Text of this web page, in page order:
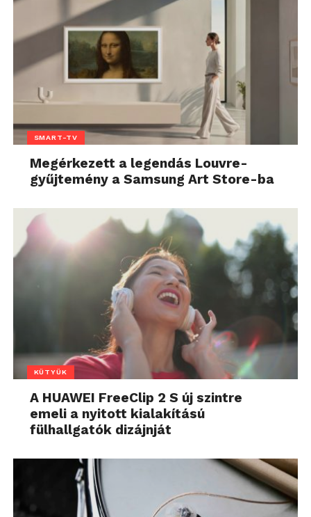
SMART-TV
Megérkezett a legendás Louvre-
gyűjtemény a Samsung Art Store-ba
KÜTYÜK
A HUAWEI FreeClip 2 S új szintre
emeli a nyitott kialakítású
fülhallgatók dizájnját